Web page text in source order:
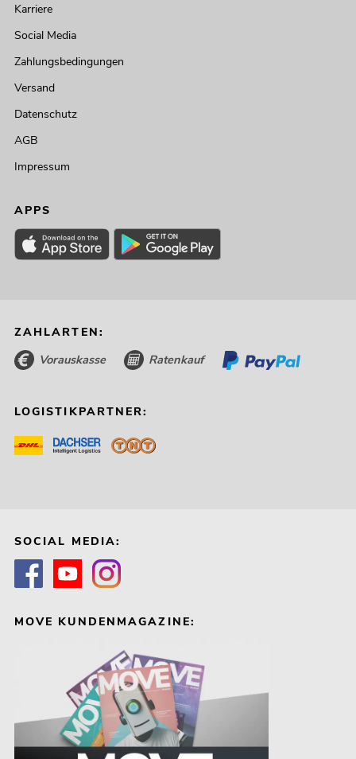
Karriere
Social Media
Zahlungsbedingungen
Versand
Datenschutz
AGB
Impressum
APPS
ZAHLARTEN:
Vorauskasse Ratenkauf
LOGISTIKPARTNER:
SOCIAL MEDIA:
MOVE KUNDENMAGAZINE: